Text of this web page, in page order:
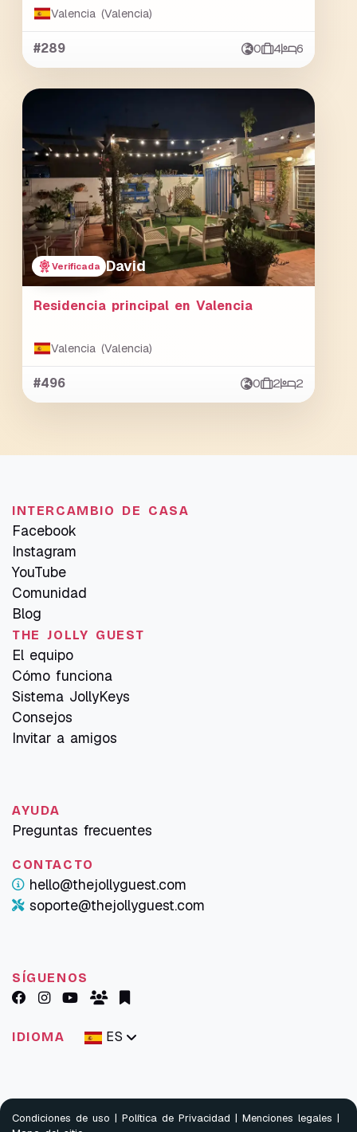
Valencia (Valencia)
#289 0 4 6
Verificada David
Residencia principal en Valencia
Valencia (Valencia)
#496 0 2 2
INTERCAMBIO DE CASA
Facebook
Instagram
YouTube
Comunidad
Blog
THE JOLLY GUEST
El equipo
Cómo funciona
Sistema JollyKeys
Consejos
Invitar a amigos
AYUDA
Preguntas frecuentes
CONTACTO
hello@thejollyguest.com
soporte@thejollyguest.com
SÍGUENOS
IDIOMA ES
Condiciones de uso | Política de Privacidad | Menciones legales |